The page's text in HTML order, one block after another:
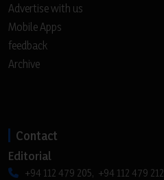
Advertise with us
Mobile Apps
feedback
Archive
Contact
Editorial
+94 112 479 205, +94 112 479 212